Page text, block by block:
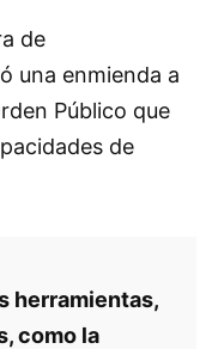
de
una enmienda a
Público que
de
herramientas,
como la